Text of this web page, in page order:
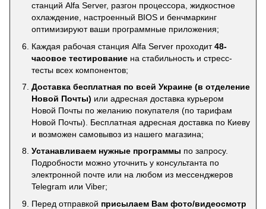
станций Alfa Server, разгон процессора, жидкостное
охлаждение, настроенный BIOS и бенчмаркинг
оптимизируют ваши программные приложения;
Каждая рабочая станция Alfa Server проходит48-
часовое тестирование на стабильность и стресс-
тесты всех компонентов;
Доставка бесплатная по всей Украине (в отделение
Новой Почты) или адресная доставка курьером
Новой Почты по желанию покупателя (по тарифам
Новой Почты). Бесплатная адресная доставка по Киеву
и возможен самовывоз из нашего магазина;
Устанавливаем нужные программы по запросу.
Подробности можно уточнить у консультанта по
электронной почте или на любом из мессенджеров
Telegram или Viber;
Перед отправкой присылаем Вам фото/видеосмотр